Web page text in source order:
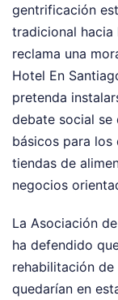
gentrificación
tradicional hacia
reclama una
Hotel En
pretenda
debate social se
básicos para los
tiendas de
negocios
La Asociación
ha defendido
rehabilitación
quedarían en